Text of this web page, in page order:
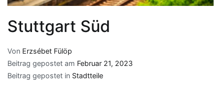
Stuttgart Süd
Von Erzsébet Fülöp
Beitrag gepostet am Februar 21, 2023
Beitrag gepostet in Stadtteile